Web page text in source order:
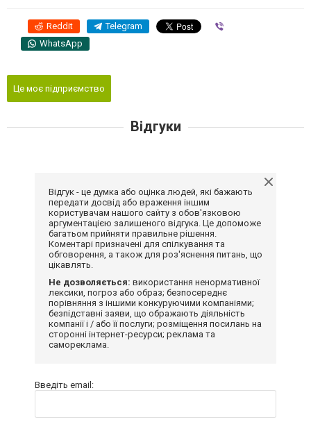
Reddit Telegram
WhatsApp
Це моє підприємство
Відгуки
Відгук - це думка або оцінка людей, які бажають
передати досвід або враження іншим
користувачам нашого сайту з обов'язковою
аргументацією залишеного відгука. Це допоможе
багатьом прийняти правильне рішення.
Коментарі призначені для спілкування та
обговорення, а також для роз'яснення питань, що
цікавлять.
Не дозволяється: використання ненормативної
лексики, погроз або образ; безпосереднє
порівняння з іншими конкуруючими компаніями;
безпідставні заяви, що ображають діяльність
компанії і / або її послуги; розміщення посилань на
сторонні інтернет-ресурси; реклама та
самореклама.
Введіть email: